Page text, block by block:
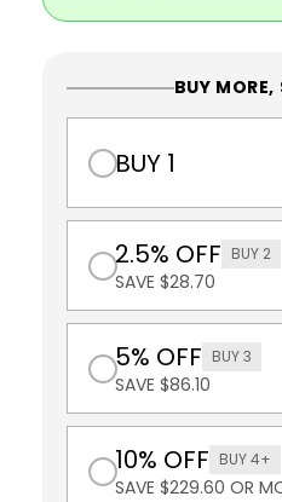
BUY MORE,
BUY 1
2.5% OFF BUY 2
SAVE $28.70
5% OFF BUY 3
SAVE $86.10
10% OFF BUY 4+
SAVE $229.60 OR